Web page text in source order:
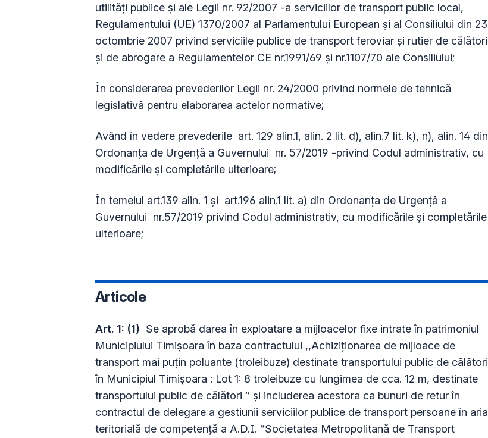
utilități publice și ale Legii nr. 92/2007 -a serviciilor de transport public local,
Regulamentului (UE) 1370/2007 al Parlamentului European și al Consiliului din 23
octombrie 2007 privind serviciile publice de transport feroviar și rutier de călători
și de abrogare a Regulamentelor CE nr.1991/69 și nr.1107/70 ale Consiliului;
În considerarea prevederilor Legii nr. 24/2000 privind normele de tehnică
legislativă pentru elaborarea actelor normative;
Având în vedere prevederile art. 129 alin.1, alin. 2 lit. d), alin.7 lit. k), n), alin. 14 din
Ordonanța de Urgență a Guvernului nr. 57/2019 -privind Codul administrativ, cu
modificările și completările ulterioare;
În temeiul art.139 alin. 1 și art.196 alin.1 lit. a) din Ordonanța de Urgență a
Guvernului nr.57/2019 privind Codul administrativ, cu modificările și completările
ulterioare;
Articole
Art. 1: (1) Se aprobă darea în exploatare a mijloacelor fixe intrate în patrimoniul
Municipiului Timișoara în baza contractului ,,Achiziționarea de mijloace de
transport mai puțin poluante (troleibuze) destinate transportului public de călători
în Municipiul Timișoara : Lot 1: 8 troleibuze cu lungimea de cca. 12 m, destinate
transportului public de călători ” și includerea acestora ca bunuri de retur în
contractul de delegare a gestiunii serviciilor publice de transport persoane în aria
teritorială de competență a A.D.I. “Societatea Metropolitană de Transport